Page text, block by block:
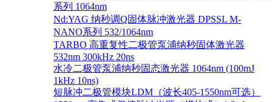
系列 1064nm
Nd:YAG 纳秒调Q固体脉冲激光器 DPSSL M-
NANO系列 532/1064nm
TARBO 高重复性二极管泵浦纳秒固体激光器
532nm 300kHz 20ns
水冷二极管泵浦纳秒固态激光器 1064nm (100mJ
1kHz 10ns)
短脉冲二极管模块LDM（波长405-1550nm可选）